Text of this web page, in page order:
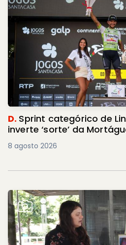
D. Sprint categórico de
inverte ‘sorte’ da
8 agosto 2026